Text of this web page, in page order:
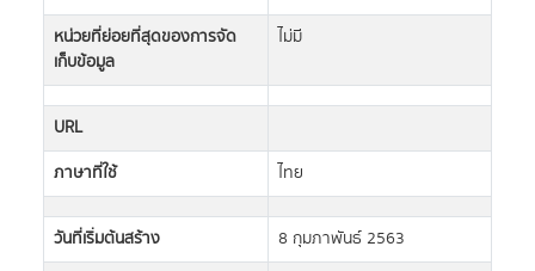
หน่วยที่ย่อยที่สุดของการจัด
เก็บข้อมูล
ไม่มี
URL
ภาษาที่ใช้
ไทย
วันที่เริ่มต้นสร้าง
8 กุมภาพันธ์ 2563